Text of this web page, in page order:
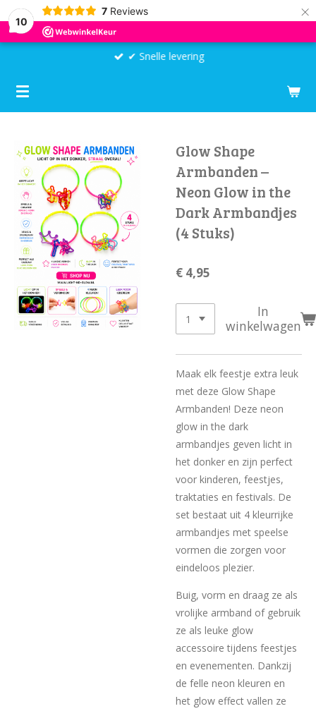
10
7 Reviews ×
✔ Snelle levering
Glow Shape
Armbanden –
Neon Glow in the
Dark Armbandjes
(4 Stuks)
€ 4,95
In
winkelwagen
Maak elk feestje extra leuk
met deze Glow Shape
Armbanden! Deze neon
glow in the dark
armbandjes geven licht in
het donker en zijn perfect
voor kinderen, feestjes,
traktaties en festivals. De
set bestaat uit 4 kleurrijke
armbandjes met speelse
vormen die zorgen voor
eindeloos plezier.
Buig, vorm en draag ze als
vrolijke armband of gebruik
ze als leuke glow
accessoire tijdens feestjes
en evenementen. Dankzij
de felle neon kleuren en
het glow effect vallen ze